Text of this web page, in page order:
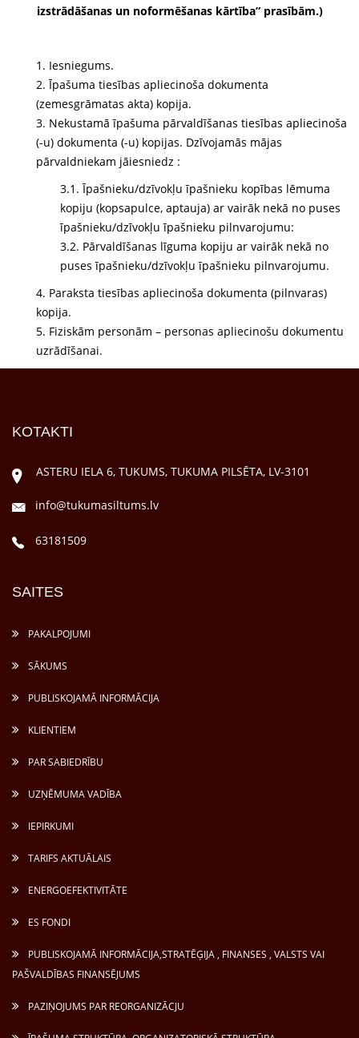
izstrādāšanas un noformēšanas kārtība” prasībām.)
1. Iesniegums.
2. Īpašuma tiesības apliecinoša dokumenta
(zemesgrāmatas akta) kopija.
3. Nekustamā īpašuma pārvaldīšanas tiesības apliecinoša
(-u) dokumenta (-u) kopijas. Dzīvojamās mājas
pārvaldniekam jāiesniedz :
3.1. Īpašnieku/dzīvokļu īpašnieku kopības lēmuma
kopiju (kopsapulce, aptauja) ar vairāk nekā no puses
īpašnieku/dzīvokļu īpašnieku pilnvarojumu:
3.2. Pārvaldīšanas līguma kopiju ar vairāk nekā no
puses īpašnieku/dzīvokļu īpašnieku pilnvarojumu.
4. Paraksta tiesības apliecinoša dokumenta (pilnvaras)
kopija.
5. Fiziskām personām – personas apliecinošu dokumentu
uzrādīšanai.
KOTAKTI
ASTERU IELA 6, TUKUMS, TUKUMA PILSĒTA, LV-3101
info@tukumasiltums.lv
63181509
SAITES
PAKALPOJUMI
SĀKUMS
PUBLISKOJAMĀ INFORMĀCIJA
KLIENTIEM
PAR SABIEDRĪBU
UZŅĒMUMA VADĪBA
IEPIRKUMI
TARIFS AKTUĀLAIS
ENERGOEFEKTIVITĀTE
ES FONDI
PUBLISKOJAMĀ INFORMĀCIJA,STRATĒĢIJA , FINANSES , VALSTS VAI
PAŠVALDĪBAS FINANSĒJUMS
PAZIŅOJUMS PAR REORGANIZĀCJU